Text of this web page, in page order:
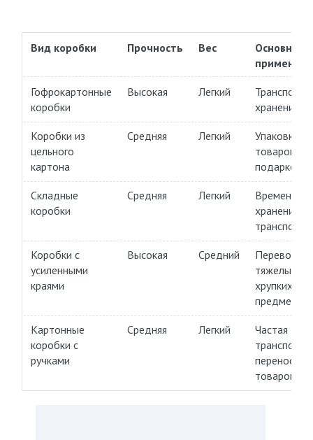
Вид коробки Прочность Вес
Основное
Гофрокартонные
коробки
Высокая Легкий
хранение
Коробки из
цельного
картона
Средняя Легкий
Упаковка
товаров,
подарков
Складные
коробки
Средняя Легкий
Временное
хранение,
Коробки с
усиленными
краями
Высокая Средний
Перевозка
тяжелых
хрупких
предметов
Картонные
коробки с
ручками
Средняя Легкий
Частая
переноска
товаров